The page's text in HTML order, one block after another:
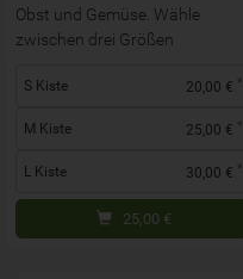
Obst und Gemüse. Wähle
zwischen drei Größen
S Kiste 20,00 € *
M Kiste 25,00 € *
L Kiste 30,00 € *
25,00 €